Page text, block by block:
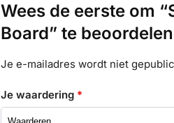
Wees de eerste om
Board” te beoordelen
Je e-mailadres wordt niet
Je waardering *